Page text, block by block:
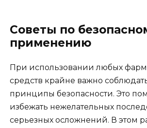
Советы по
применению
При использовании любых
средств крайне важно
принципы безопасности. Это
избежать нежелательных
серьезных осложнений. В этом